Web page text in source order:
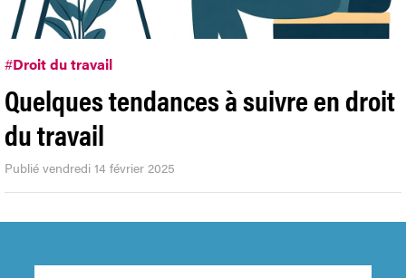
#Droit du travail
Quelques tendances à suivre en droit
du travail
Publié vendredi 14 février 2025